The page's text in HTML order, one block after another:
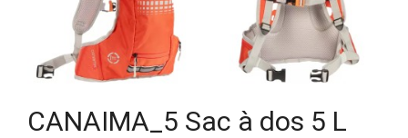
CANAIMA_5 Sac à dos 5 L